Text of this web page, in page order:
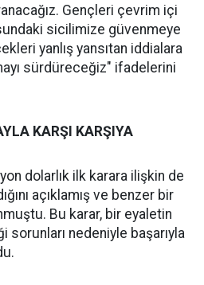
Gençleri çevrim içi
sicilimize güvenmeye
yanlış yansıtan iddialara
sürdüreceğiz" ifadelerini
KARŞI KARŞIYA
dolarlık ilk karara ilişkin de
açıklamış ve benzer bir
Bu karar, bir eyaletin
sorunları nedeniyle başarıyla